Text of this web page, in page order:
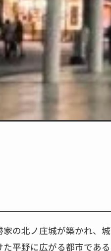
の北ノ庄城が築かれ、
平野に広がる都市である